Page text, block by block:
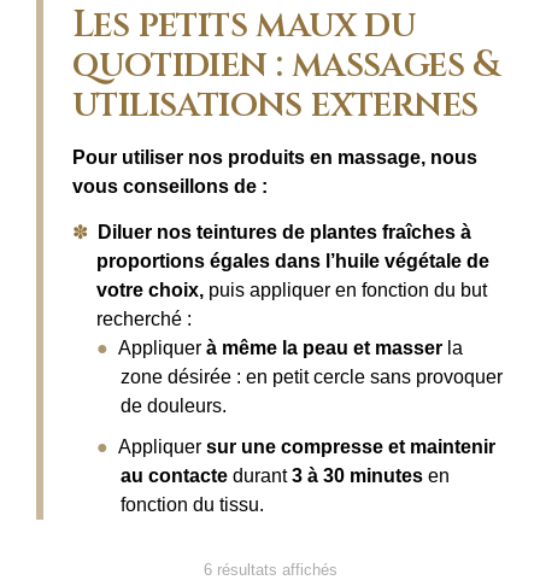
Les petits maux du
quotidien : massages &
utilisations externes
Pour utiliser nos produits en massage, nous
vous conseillons de :
Diluer nos teintures de plantes fraîches à
proportions égales dans l’huile végétale de
votre choix, puis appliquer en fonction du but
recherché :
Appliquer à même la peau et masser la
zone désirée : en petit cercle sans provoquer
de douleurs.
Appliquer sur une compresse et maintenir
au contacte durant3 à 30 minutes en
fonction du tissu.
6 résultats affichés